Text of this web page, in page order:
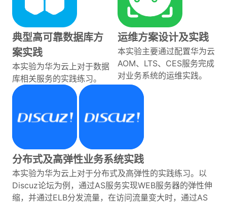
典型高可靠数据库方
案实践
本实验为华为云上对于数据
库相关服务的实践练习。
运维方案设计及实践
本实验主要通过配置华为云
AOM、LTS、CES服务完成
对业务系统的运维实践。
分布式及高弹性业务系统实践
本实验为华为云上对于分布式及高弹性的实践练习。以
Discuz论坛为例，通过AS服务实现WEB服务器的弹性伸
缩，并通过ELB分发流量，在访问流量变大时，通过AS